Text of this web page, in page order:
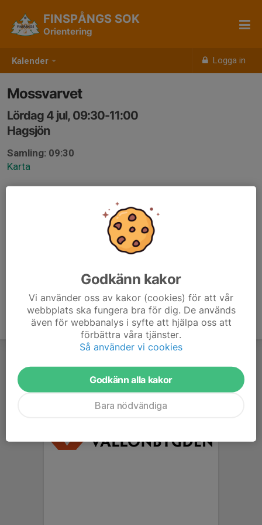
Kalender Logga in
FINSPÅNGS SOK
Orientering
Mossvarvet
Lördag 4 jul, 09:30-11:00
Hagsjön
Samling: 09:30
Karta
Godkänn kakor
Vi använder oss av kakor (cookies) för att vår
webbplats ska fungera bra för dig. De används
även för webbanalys i syfte att hjälpa oss att
förbättra våra tjänster.
Så använder vi cookies
Godkänn alla kakor
Bara nödvändiga